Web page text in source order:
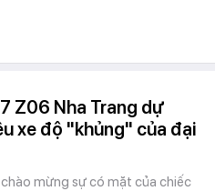
Z06 Nha Trang dự
xe độ "khủng" của đại
mừng sự có mặt của chiếc